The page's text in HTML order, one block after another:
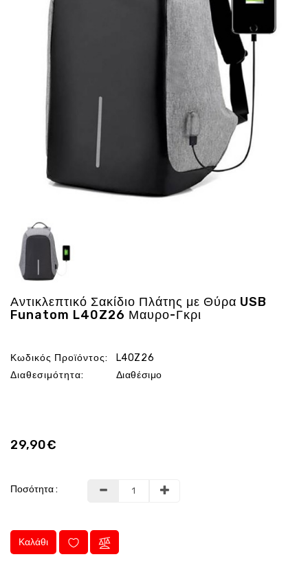
Φωτοβολταικά-
Ενέργεια
Ομορφιά
Επιγραφες
LED
Προσφορες
Αντικλεπτικό Σακίδιο Πλάτης με Θύρα USB
Funatom L40Z26 Μαυρο-Γκρι
Κωδικός Προϊόντος:
L40Z26
Διαθεσιμότητα:
Διαθέσιμο
29,90€
Ποσότητα :
Καλάθι